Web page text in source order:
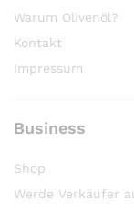
Warum Olivenöl?
Kontakt
Impressum
Business
Shop
Werde Verkäufer